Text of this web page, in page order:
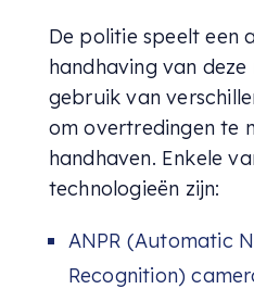
De politie speelt een
handhaving van deze
gebruik van
om overtredingen te
handhaven. Enkele
technologieën zijn:
ANPR (Automatic
Recognition)